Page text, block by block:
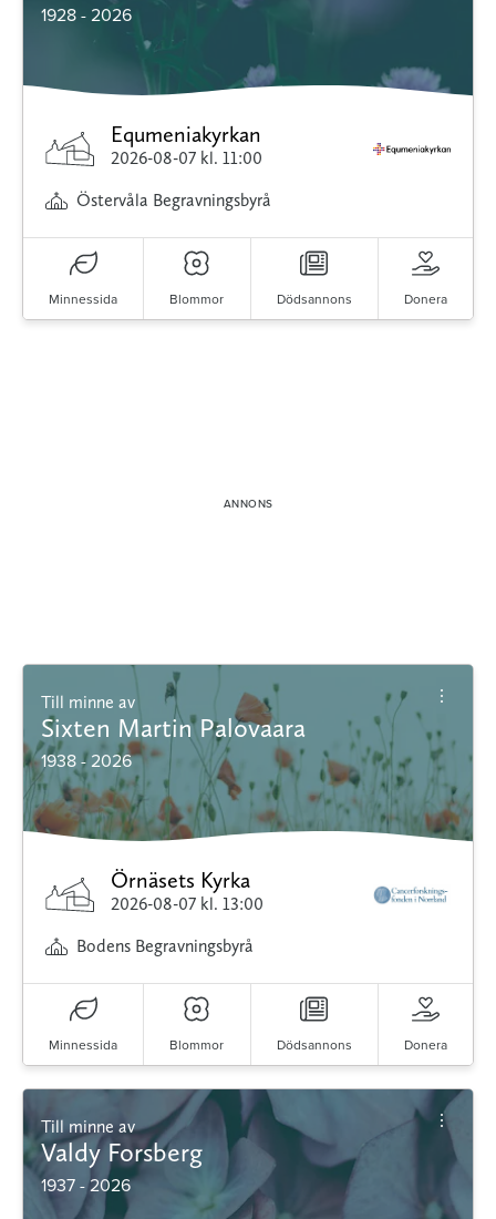
1928 - 2026
Equmeniakyrkan
2026-08-07 kl. 11:00
Östervåla Begravningsbyrå
Minnessida Blommor Dödsannons Donera
Till minne av
Sixten Martin Palovaara
1938 - 2026
Örnäsets Kyrka
2026-08-07 kl. 13:00
Bodens Begravningsbyrå
Minnessida Blommor Dödsannons Donera
Till minne av
Valdy Forsberg
1937 - 2026